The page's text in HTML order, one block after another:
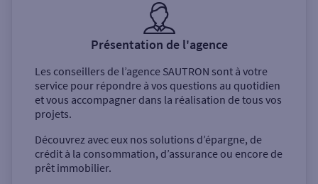
Présentation de l'agence
Les conseillers de l’agence SAUTRON sont à votre
service pour répondre à vos questions au quotidien
et vous accompagner dans la réalisation de tous vos
projets.
Découvrez avec eux nos solutions d’épargne, de
crédit à la consommation, d’assurance ou encore de
prêt immobilier.